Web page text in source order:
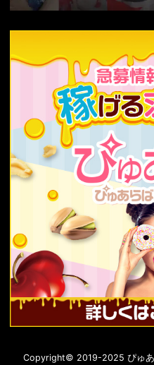
Copyright© 2019-2025 ぴゅ